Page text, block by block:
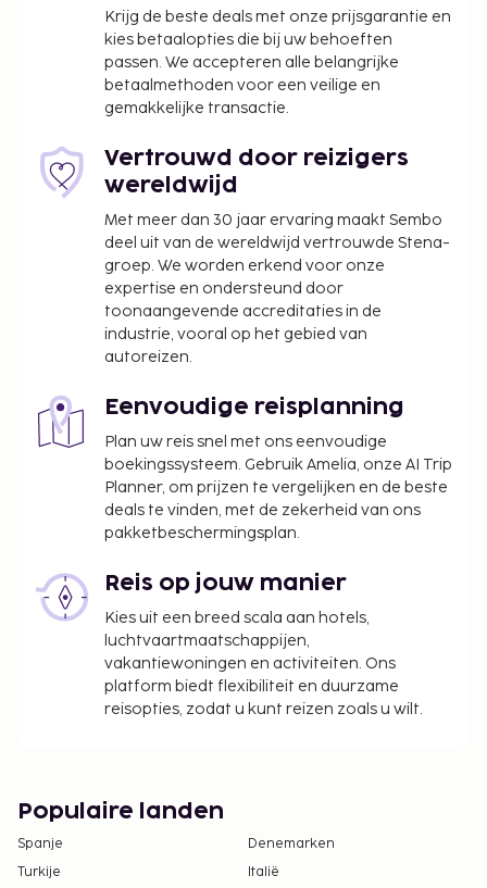
Krijg de beste deals met onze prijsgarantie en
kies betaalopties die bij uw behoeften
passen. We accepteren alle belangrijke
betaalmethoden voor een veilige en
gemakkelijke transactie.
Vertrouwd door reizigers
wereldwijd
Met meer dan 30 jaar ervaring maakt Sembo
deel uit van de wereldwijd vertrouwde Stena-
groep. We worden erkend voor onze
expertise en ondersteund door
toonaangevende accreditaties in de
industrie, vooral op het gebied van
autoreizen.
Eenvoudige reisplanning
Plan uw reis snel met ons eenvoudige
boekingssysteem. Gebruik Amelia, onze AI Trip
Planner, om prijzen te vergelijken en de beste
deals te vinden, met de zekerheid van ons
pakketbeschermingsplan.
Reis op jouw manier
Kies uit een breed scala aan hotels,
luchtvaartmaatschappijen,
vakantiewoningen en activiteiten. Ons
platform biedt flexibiliteit en duurzame
reisopties, zodat u kunt reizen zoals u wilt.
Populaire landen
Spanje
Denemarken
Turkije
Italië